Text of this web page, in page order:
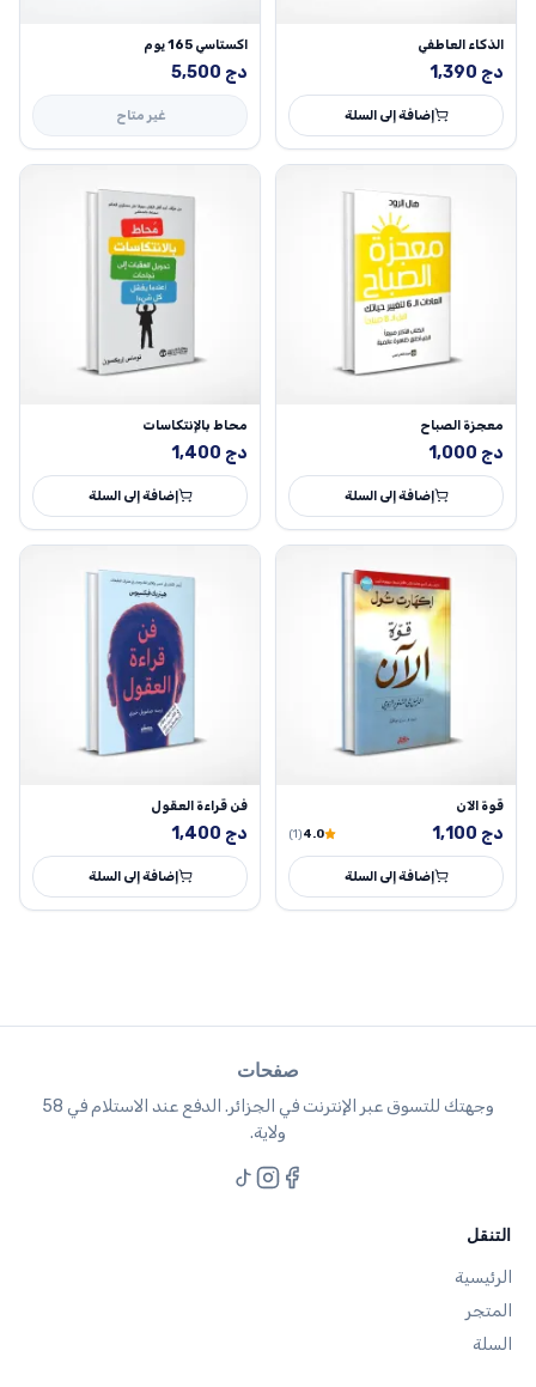
الذكاء العاطفي
1,390 دج
إضافة إلى السلة
اكستاسي 165 يوم
5,500 دج
غير متاح
معجزة الصباح
1,000 دج
إضافة إلى السلة
محاط بالإنتكاسات
1,400 دج
إضافة إلى السلة
قوة الآن
1,100 دج 4.0
(1)
إضافة إلى السلة
فن قراءة العقول
1,400 دج
إضافة إلى السلة
صفحات
وجهتك للتسوق عبر الإنترنت في الجزائر. الدفع عند الاستلام في 58
ولاية.
التنقل
الرئيسية
المتجر
السلة